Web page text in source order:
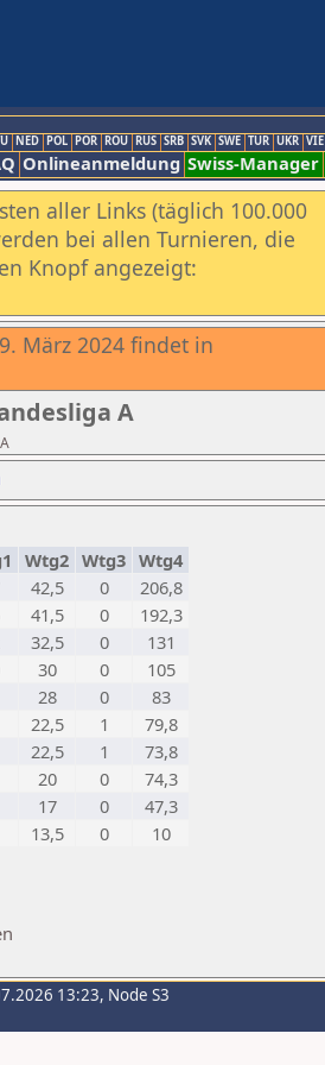
NED POL POR ROU RUS SRB SVK SWE TUR UKR VIE
Onlineanmeldung Swiss-Manager
aller Links (täglich 100.000
bei allen Turnieren, die
Knopf angezeigt:
März 2024 findet in
A
Wtg2 Wtg3 Wtg4
42,5 0
206,8
41,5 0
192,3
32,5 0
131
30 0
105
28 0
83
22,5 1
79,8
22,5 1
73,8
20 0
74,3
17 0
47,3
13,5 0
10
13:23, Node S3